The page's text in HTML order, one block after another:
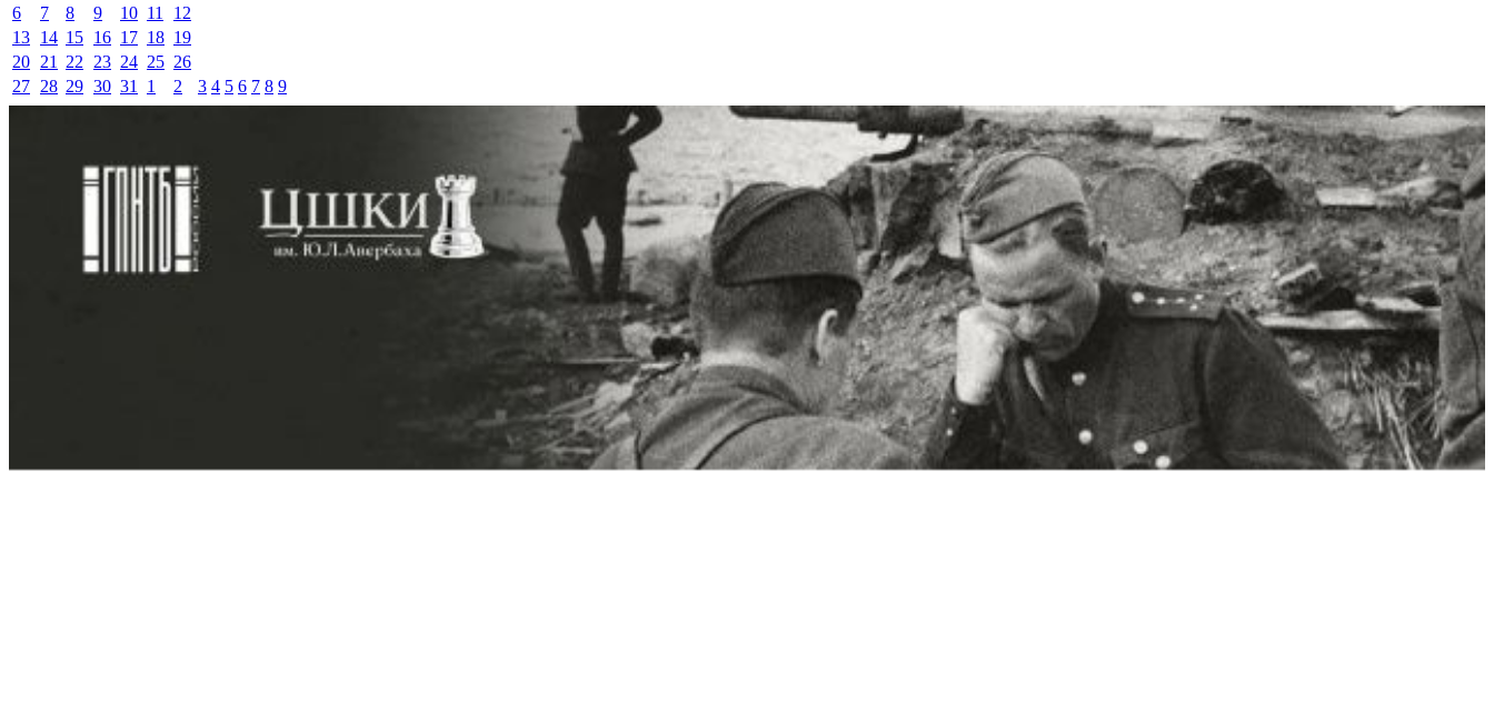
6
7 8 9 10 11
12
13 14 15 16 17 18 19
20 21 22 23 24 25 26
27 28 29 30 31 1 2 3 4 5 6 7 8 9